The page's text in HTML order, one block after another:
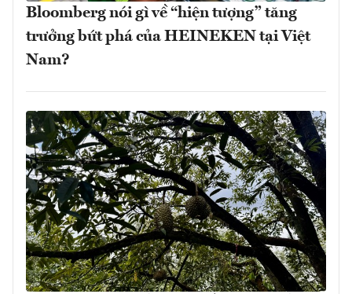
Bloomberg nói gì về “hiện tượng” tăng
trưởng bứt phá của HEINEKEN tại Việt
Nam?